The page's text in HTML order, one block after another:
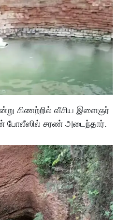
கிணற்றில் வீசிய இளைஞர்
போலீஸில் சரண் அடைந்தார்.